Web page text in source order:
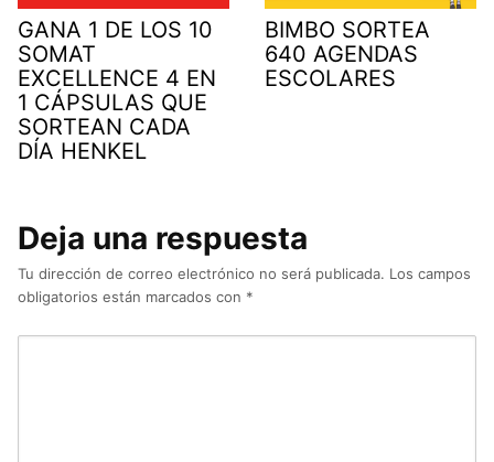
GANA 1 DE LOS 10
SOMAT
EXCELLENCE 4 EN
1 CÁPSULAS QUE
SORTEAN CADA
DÍA HENKEL
BIMBO SORTEA
640 AGENDAS
ESCOLARES
Deja una respuesta
Tu dirección de correo electrónico no será publicada. Los campos
obligatorios están marcados con *